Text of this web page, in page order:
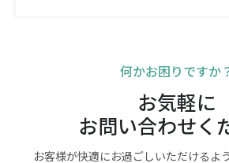
何かお困りですか
お気軽に
お問い合わせく
お客様が快適にお過ごしいただけるよ